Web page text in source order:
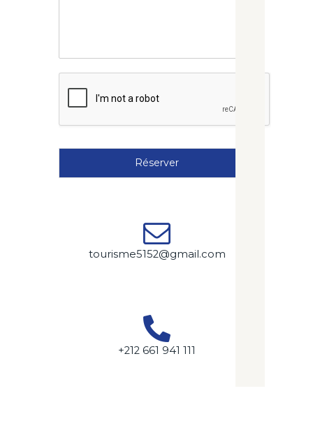
Réserver
tourisme5152@gmail.com
+212 661 941 111